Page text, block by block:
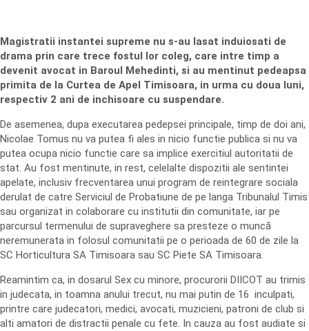
Magistratii instantei supreme nu s-au lasat induiosati de
drama prin care trece fostul lor coleg, care intre timp a
devenit avocat in Baroul Mehedinti, si au mentinut pedeapsa
primita de la Curtea de Apel Timisoara, in urma cu doua luni,
respectiv 2 ani de inchisoare cu suspendare.
De asemenea, dupa executarea pedepsei principale, timp de doi ani,
Nicolae Tomus nu va putea fi ales in nicio functie publica si nu va
putea ocupa nicio functie care sa implice exercitiul autoritatii de
stat. Au fost mentinute, in rest, celelalte dispozitii ale sentintei
apelate, inclusiv frecventarea unui program de reintegrare sociala
derulat de catre Serviciul de Probatiune de pe langa Tribunalul Timis
sau organizat in colaborare cu institutii din comunitate, iar pe
parcursul termenului de supraveghere sa presteze o muncă
neremunerata in folosul comunitatii pe o perioada de 60 de zile la
SC Horticultura SA Timisoara sau SC Piete SA Timisoara.
Reamintim ca, in dosarul Sex cu minore, procurorii DIICOT au trimis
in judecata, in toamna anului trecut, nu mai putin de 16 inculpati,
printre care judecatori, medici, avocati, muzicieni, patroni de club si
alti amatori de distractii penale cu fete. In cauza au fost audiate si